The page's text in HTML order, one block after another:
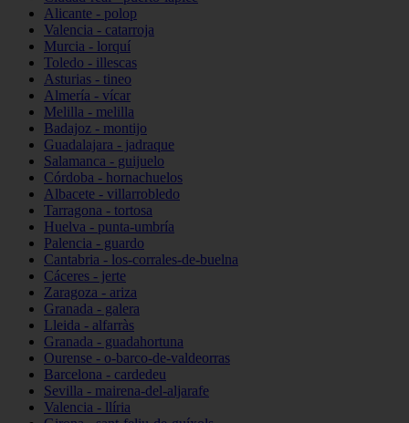
Alicante - polop
Valencia - catarroja
Murcia - lorquí
Toledo - illescas
Asturias - tineo
Almería - vícar
Melilla - melilla
Badajoz - montijo
Guadalajara - jadraque
Salamanca - guijuelo
Córdoba - hornachuelos
Albacete - villarrobledo
Tarragona - tortosa
Huelva - punta-umbría
Palencia - guardo
Cantabria - los-corrales-de-buelna
Cáceres - jerte
Zaragoza - ariza
Granada - galera
Lleida - alfarràs
Granada - guadahortuna
Ourense - o-barco-de-valdeorras
Barcelona - cardedeu
Sevilla - mairena-del-aljarafe
Valencia - llíria